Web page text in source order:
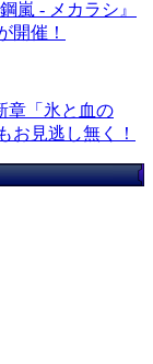
嵐 - メカラシ』
開催！
章「氷と血の
お見逃し無く！